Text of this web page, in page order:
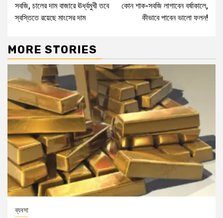
সবজি, চালের দাম বাজারে ঊর্ধ্বমুখী তবে
স্বস্তিতে রয়েছে মাংসের দাম
কোন শাক-সবজি লাগাবেন বর্ষাকালে,
কীভাবে পাবেন ভালো ফলন!
MORE STORIES
ব্যবসা